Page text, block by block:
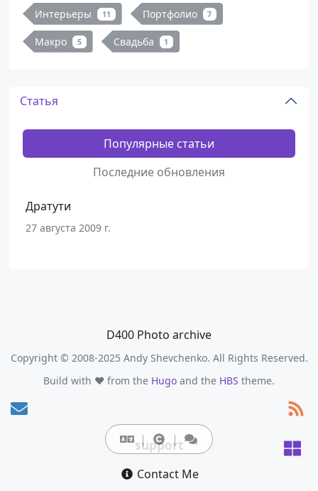
Интерьеры 11 Портфолио 7
Макро 5 Свадьба 1
Статья
Популярные статьи
Последние обновления
Дратути
27 августа 2009 г.
D400 Photo archive
Copyright © 2008-2025 Andy Shevchenko. All Rights Reserved.
Build with ❤️ from the Hugo and the HBS theme.
support
Contact Me